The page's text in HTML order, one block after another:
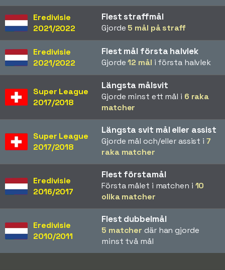
Eredivisie
2021/2022
Flest straffmål
Gjorde 5 mål på straff
Eredivisie
2021/2022
Flest mål första halvlek
Gjorde12 mål i första halvlek
Super League
2017/2018
Längsta målsvit
Gjorde minst ett mål i 6 raka
matcher
Super League
2017/2018
Längsta svit mål eller assist
Gjorde mål och/eller assist i 7
raka matcher
Eredivisie
2016/2017
Flest förstamål
Första målet i matchen i 10
olika matcher
Eredivisie
2010/2011
Flest dubbelmål
5 matcher där han gjorde
minst två mål